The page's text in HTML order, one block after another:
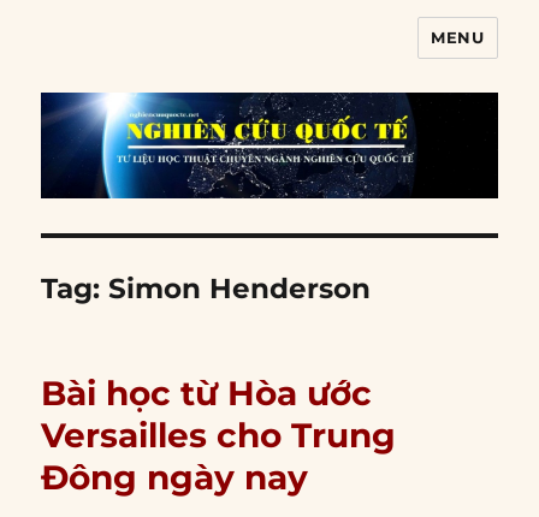
MENU
Tag:Simon Henderson
Bài học từ Hòa ước
Versailles cho Trung
Đông ngày nay